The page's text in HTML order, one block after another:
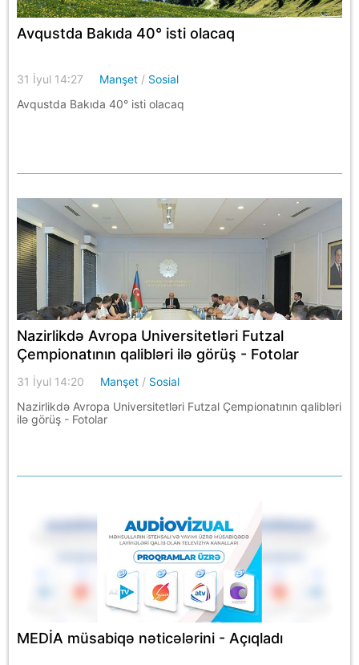
Avqustda Bakıda 40° isti olacaq
31 İyul 14:27 Manşet / Sosial
Avqustda Bakıda 40° isti olacaq
Nazirlikdə Avropa Universitetləri Futzal
Çempionatının qalibləri ilə görüş - Fotolar
31 İyul 14:20 Manşet / Sosial
Nazirlikdə Avropa Universitetləri Futzal Çempionatının qalibləri
ilə görüş - Fotolar
MEDİA müsabiqə nəticələrini - Açıqladı